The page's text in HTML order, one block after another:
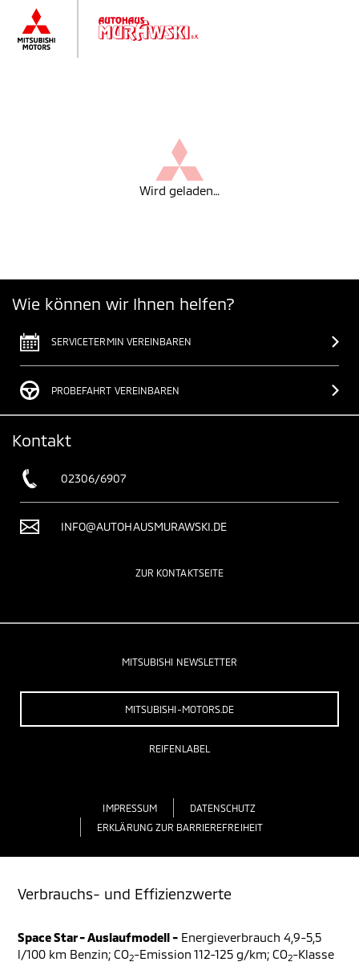
Wird geladen…
Wie können wir Ihnen helfen?
SERVICETERMIN VEREINBAREN
PROBEFAHRT VEREINBAREN
Kontakt
02306/6907
INFO@AUTOHAUSMURAWSKI.DE
ZUR KONTAKTSEITE
MITSUBISHI NEWSLETTER
MITSUBISHI-MOTORS.DE
REIFENLABEL
IMPRESSUM
DATENSCHUTZ
ERKLÄRUNG ZUR BARRIEREFREIHEIT
Verbrauchs- und Effizienzwerte
Space Star - Auslaufmodell - Energieverbrauch 4,9-5,5
l/100 km Benzin; CO2-Emission 112-125 g/km; CO2-Klasse